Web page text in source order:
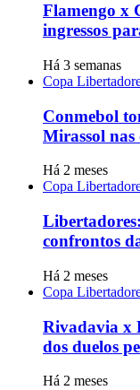
Flamengo x
ingressos
Há 3 semanas
Copa
Conmebol
Mirassol
Há 2 meses
Copa
confrontos
Há 2 meses
Copa
Rivadavia x
dos duelos
Há 2 meses